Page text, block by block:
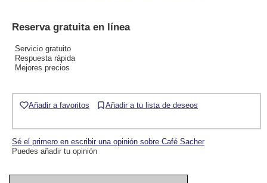
Reserva gratuita en línea
Servicio gratuito
Respuesta rápida
Mejores precios
Añadir a favoritos Añadir a tu lista de deseos
Sé el primero en escribir una opinión sobre Café Sacher
Puedes añadir tu opinión